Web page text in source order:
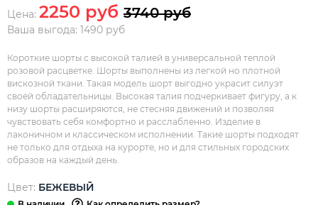
Цена: 2250 руб 3740 руб
Ваша выгода: 1490 руб
Короткие шорты с высокой талией в универсальной теплой
розовой расцветке. Шорты выполнены из легкой но плотной
вискозной ткани. Такая модель шорт выгодно украсит силуэт
своей обладательницы. Высокая талия подчеркивает фигуру, а к
низу шорты расширяются, не стесняя движений и позволяя
чувствовать себя комфортно и расслабленно. Изделие в
лаконичном и классическом исполнении. Такие шорты подходят
не только для отдыха на курорте, но и для стильных городских
образов на каждый день.
Цвет: БЕЖЕВЫЙ